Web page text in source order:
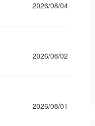
2026/08/04
2026/08/02
2026/08/01